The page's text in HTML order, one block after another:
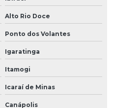
Alto Rio Doce
Ponto dos Volantes
Igaratinga
Itamogi
Icaraí de Minas
Canápolis